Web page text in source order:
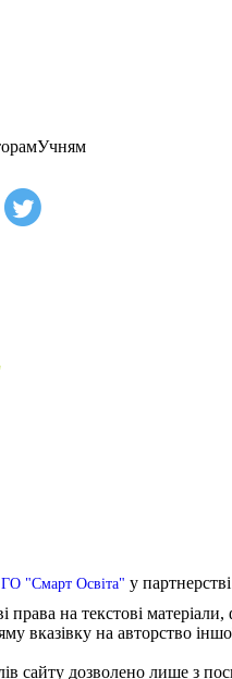
Учням
ГО "Смарт Освіта" у
на текстові
вказівку на авторство
сайту дозволено лише з